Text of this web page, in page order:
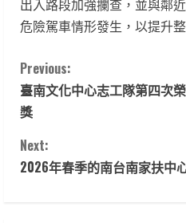
出入路段加強攔查，並與鄰
危險駕車情形發生，以提升
C
o
n
t
Previous:
臺南文化中心志工隊第四次
獎
Next:
2026年春季的南台南家扶中